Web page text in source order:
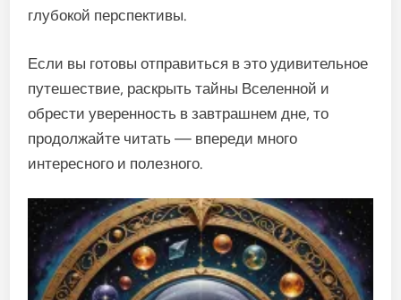
глубокой перспективы.
Если вы готовы отправиться в это удивительное
путешествие, раскрыть тайны Вселенной и
обрести уверенность в завтрашнем дне, то
продолжайте читать — впереди много
интересного и полезного.